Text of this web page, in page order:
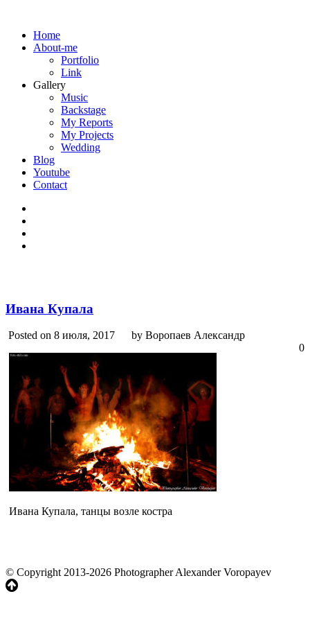
Home
About-me
Portfolio
Link
Gallery
Music
Backstage
My Reports
My Projects
Wedding
Blog
Youtube
Contact
Ивана Купала
Posted on 8 июля, 2017
by Воропаев Александр
0
Ивана Купала, танцы возле костра
© Copyright 2013-2026 Photographer Alexander Voropayev